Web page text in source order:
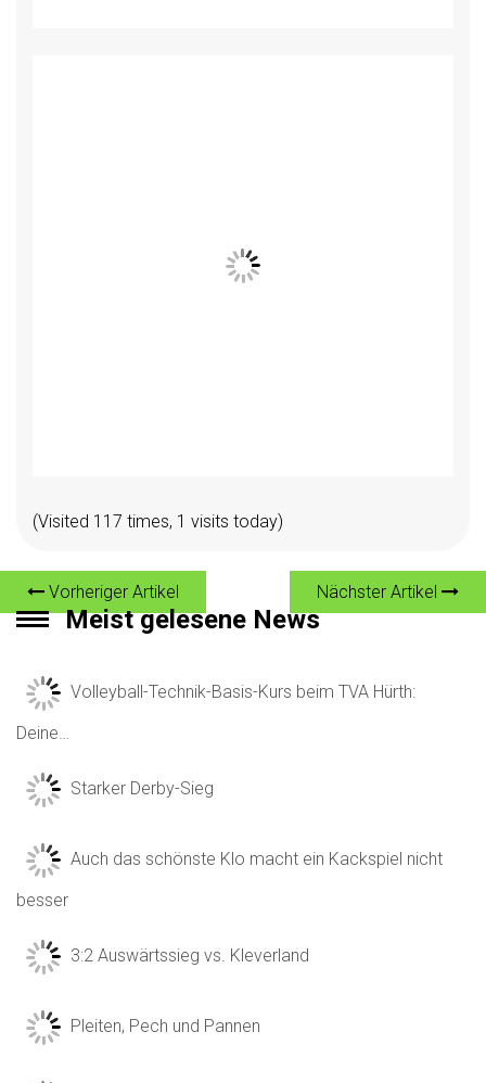
(Visited 117 times, 1 visits today)
Vorheriger Artikel Nächster Artikel
Meist gelesene News
Volleyball-Technik-Basis-Kurs beim TVA Hürth:
Deine…
Starker Derby-Sieg
Auch das schönste Klo macht ein Kackspiel nicht
besser
3:2 Auswärtssieg vs. Kleverland
Pleiten, Pech und Pannen